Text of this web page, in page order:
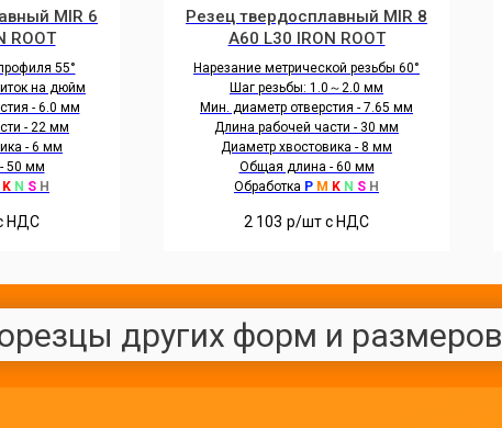
MIR 6
ROOT
55°
на дюйм
- 6.0 мм
- 22 мм
- 6 мм
50 мм
K N S H
НДС
Резец твердосплавный MIR 8
A60 L30 IRON ROOT
Нарезание метрической резьбы 60°
Шаг резьбы: 1.0～2.0 мм
Мин. диаметр отверстия - 7.65 мм
Длина рабочей части - 30 мм
Диаметр хвостовика - 8 мм
Общая длина - 60 мм
Обработка P M K N S H
2 103 р/шт c НДС
других форм и размеров